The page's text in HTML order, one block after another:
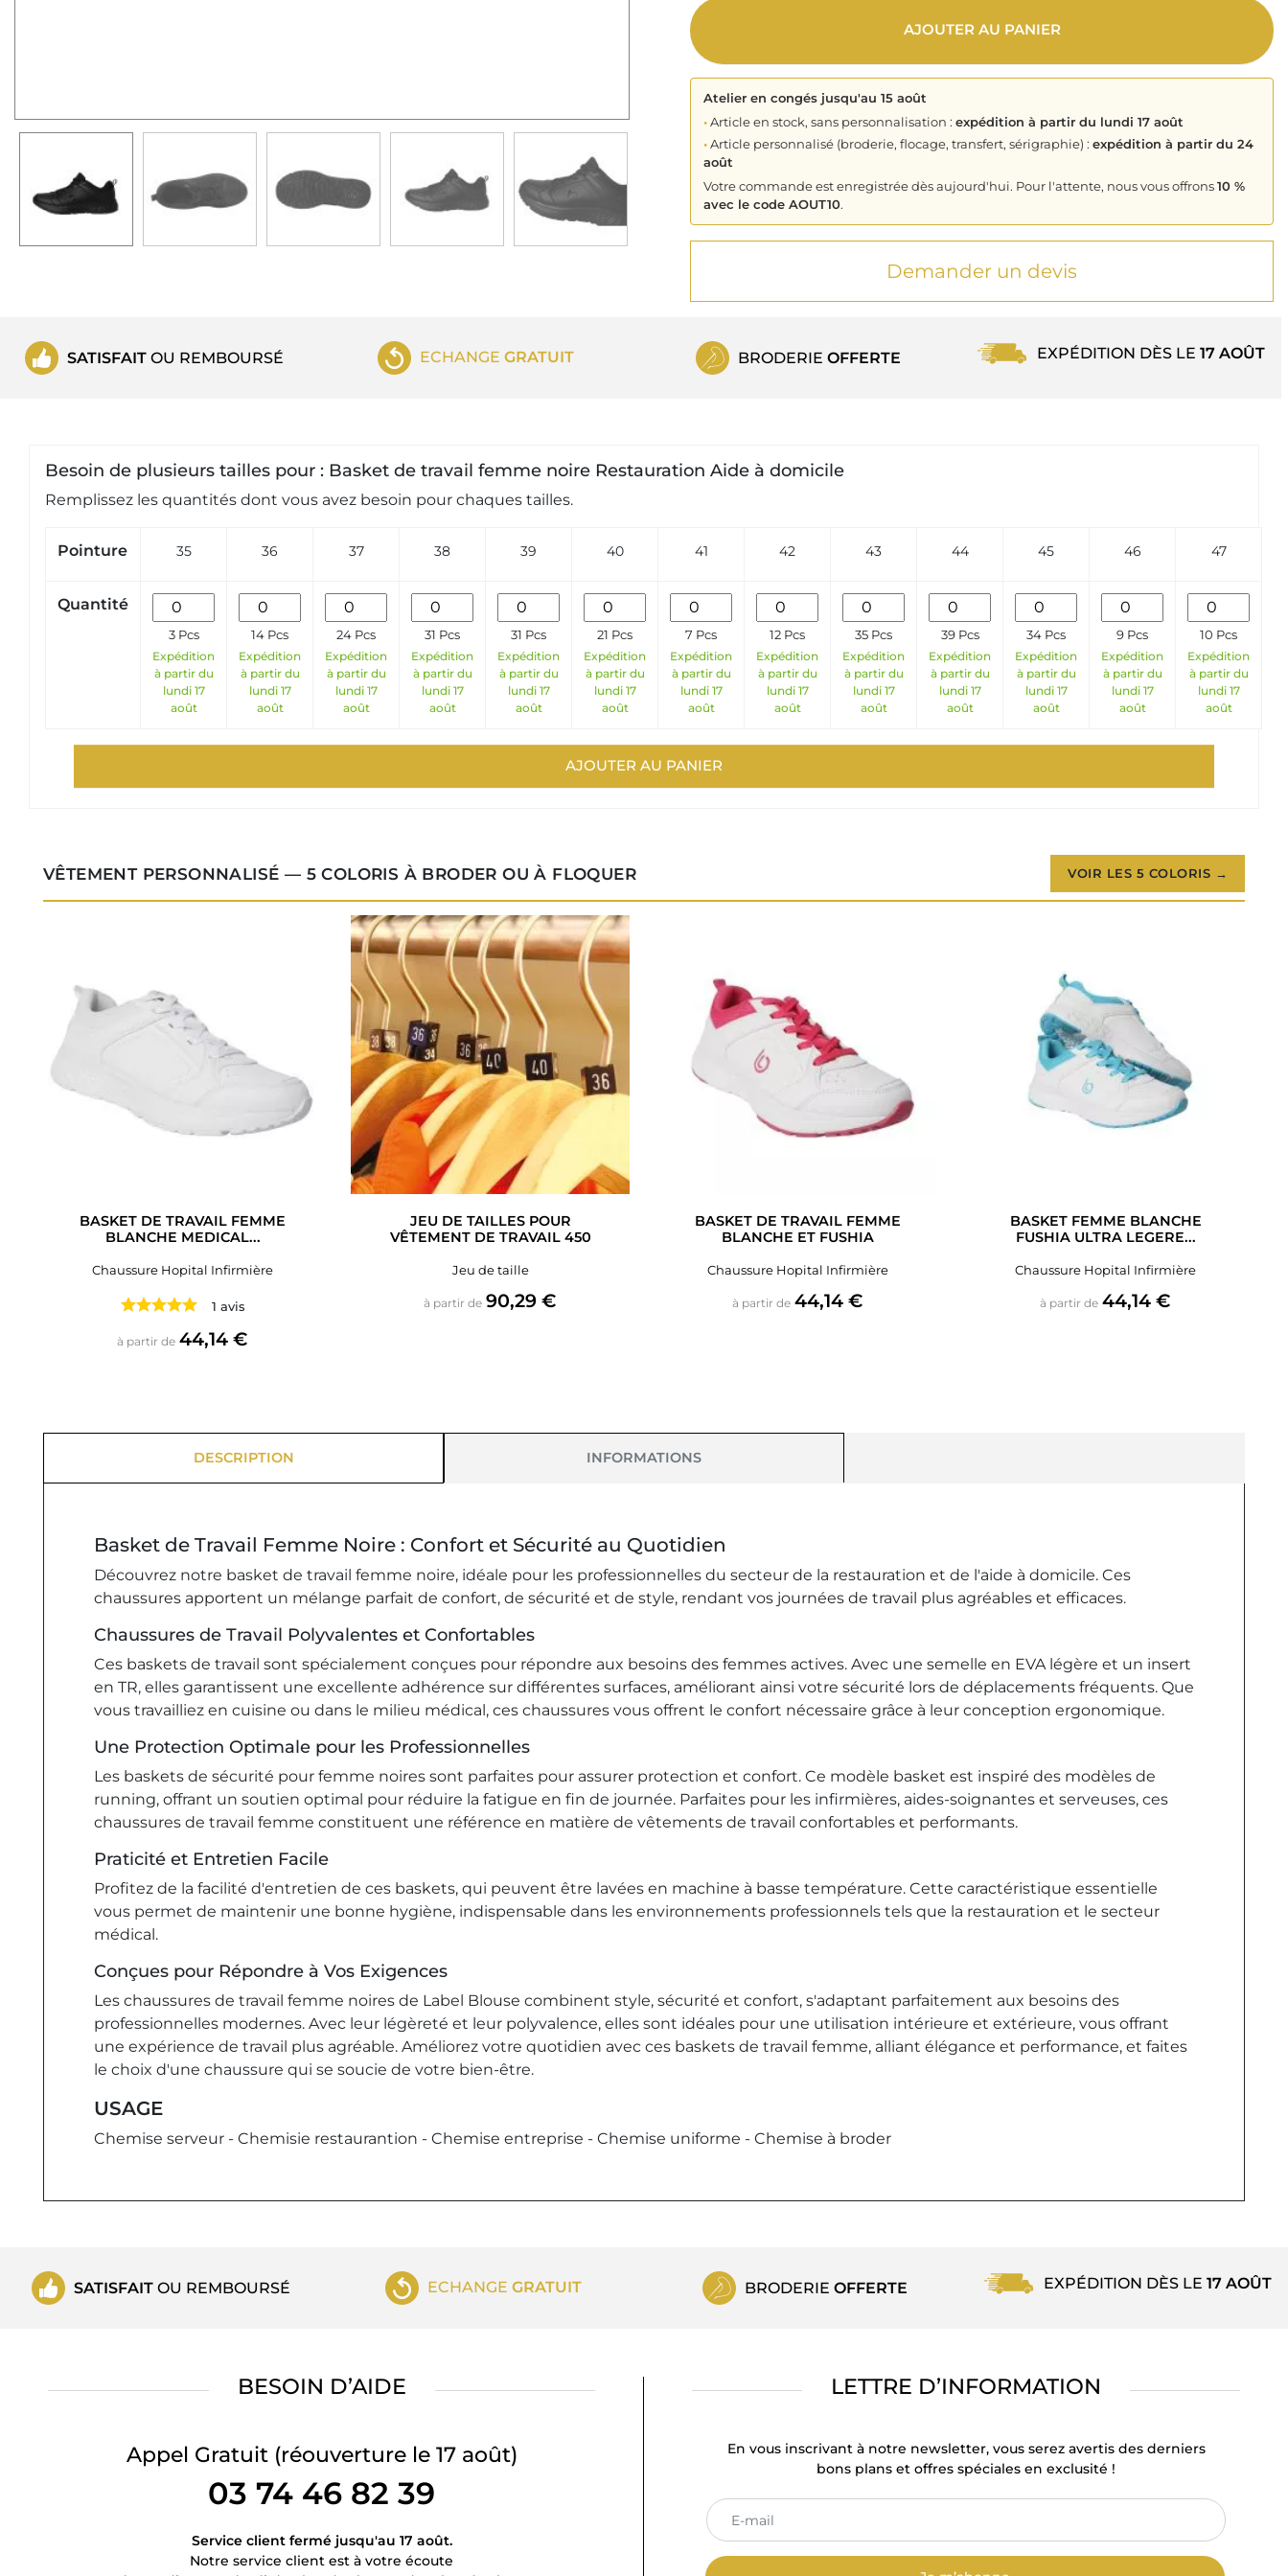
AJOUTER AU PANIER
Atelier en congés jusqu'au 15 août
•Article en stock, sans personnalisation : expédition à partir du lundi 17 août
•Article personnalisé (broderie, flocage, transfert, sérigraphie) : expédition à partir du 24
août
Votre commande est enregistrée dès aujourd'hui. Pour l'attente, nous vous offrons10 %
avec le code AOUT10.
Demander un devis
SATISFAITOU REMBOURSÉ ECHANGEGRATUIT BRODERIE OFFERTE EXPÉDITION DÈS LE 17 AOÛT
Besoin de plusieurs tailles pour : Basket de travail femme noire Restauration Aide à domicile
Remplissez les quantités dont vous avez besoin pour chaques tailles.
Pointure 35 36 37 38 39 40 41 42 43 44 45 46 47
Quantité
3 Pcs
Expédition
à partir du
lundi 17
août
14 Pcs
Expédition
à partir du
lundi 17
août
24 Pcs
Expédition
à partir du
lundi 17
août
31 Pcs
Expédition
à partir du
lundi 17
août
31 Pcs
Expédition
à partir du
lundi 17
août
21 Pcs
Expédition
à partir du
lundi 17
août
7 Pcs
Expédition
à partir du
lundi 17
août
12 Pcs
Expédition
à partir du
lundi 17
août
35 Pcs
Expédition
à partir du
lundi 17
août
39 Pcs
Expédition
à partir du
lundi 17
août
34 Pcs
Expédition
à partir du
lundi 17
août
9 Pcs
Expédition
à partir du
lundi 17
août
10 Pcs
Expédition
à partir du
lundi 17
août
AJOUTER AU PANIER
VÊTEMENT PERSONNALISÉ — 5 COLORIS À BRODER OU À FLOQUER VOIR LES 5 COLORIS →
BASKET DE TRAVAIL FEMME
BLANCHE MEDICAL...
Chaussure Hopital Infirmière
1 avis
à partir de Prix
44,14 €
JEU DE TAILLES POUR
VÊTEMENT DE TRAVAIL 450
Jeu de taille
à partir de Prix
90,29 €
BASKET DE TRAVAIL FEMME
BLANCHE ET FUSHIA
Chaussure Hopital Infirmière
à partir de Prix
44,14 €
BASKET FEMME BLANCHE
FUSHIA ULTRA LEGERE...
Chaussure Hopital Infirmière
à partir de Prix
44,14 €
DESCRIPTION INFORMATIONS
Basket de Travail Femme Noire : Confort et Sécurité au Quotidien
Découvrez notre basket de travail femme noire, idéale pour les professionnelles du secteur de la restauration et de l'aide à domicile. Ces
chaussures apportent un mélange parfait de confort, de sécurité et de style, rendant vos journées de travail plus agréables et efficaces.
Chaussures de Travail Polyvalentes et Confortables
Ces baskets de travail sont spécialement conçues pour répondre aux besoins des femmes actives. Avec une semelle en EVA légère et un insert
en TR, elles garantissent une excellente adhérence sur différentes surfaces, améliorant ainsi votre sécurité lors de déplacements fréquents. Que
vous travailliez en cuisine ou dans le milieu médical, ces chaussures vous offrent le confort nécessaire grâce à leur conception ergonomique.
Une Protection Optimale pour les Professionnelles
Les baskets de sécurité pour femme noires sont parfaites pour assurer protection et confort. Ce modèle basket est inspiré des modèles de
running, offrant un soutien optimal pour réduire la fatigue en fin de journée. Parfaites pour les infirmières, aides-soignantes et serveuses, ces
chaussures de travail femme constituent une référence en matière de vêtements de travail confortables et performants.
Praticité et Entretien Facile
Profitez de la facilité d'entretien de ces baskets, qui peuvent être lavées en machine à basse température. Cette caractéristique essentielle
vous permet de maintenir une bonne hygiène, indispensable dans les environnements professionnels tels que la restauration et le secteur
médical.
Conçues pour Répondre à Vos Exigences
Les chaussures de travail femme noires de Label Blouse combinent style, sécurité et confort, s'adaptant parfaitement aux besoins des
professionnelles modernes. Avec leur légèreté et leur polyvalence, elles sont idéales pour une utilisation intérieure et extérieure, vous offrant
une expérience de travail plus agréable. Améliorez votre quotidien avec ces baskets de travail femme, alliant élégance et performance, et faites
le choix d'une chaussure qui se soucie de votre bien-être.
USAGE
Chemise serveur - Chemisie restaurantion - Chemise entreprise - Chemise uniforme - Chemise à broder
SATISFAIT OU REMBOURSÉ ECHANGE GRATUIT BRODERIE OFFERTE EXPÉDITION DÈS LE 17 AOÛT
BESOIN D’AIDE
Appel Gratuit (réouverture le 17 août)
03 74 46 82 39
Service client fermé jusqu'au 17 août.
Notre service client est à votre écoute
LETTRE D’INFORMATION
En vous inscrivant à notre newsletter, vous serez avertis des derniers
bons plans et offres spéciales en exclusité !